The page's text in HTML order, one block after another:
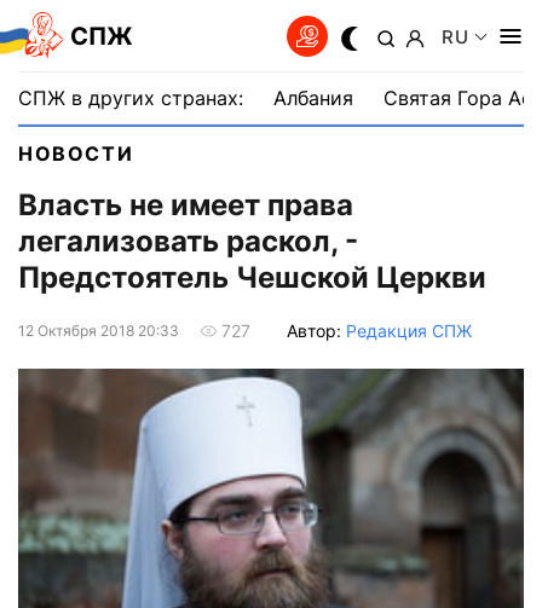
СПЖ RU
СПЖ в других странах: Албания Святая Гора
НОВОСТИ
Власть не имеет права
легализовать раскол, -
Предстоятель Чешской Церкви
12 Октября 2018 20:33 727 Автор: Редакция СПЖ